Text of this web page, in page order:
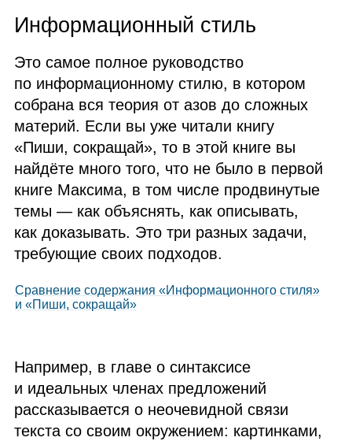
Информационный стиль
Это самое полное руководство
по информационному стилю, в котором
собрана вся теория от азов до сложных
материй. Если вы уже читали книгу
«Пиши, сокращай», то в этой книге вы
найдёте много того, что не было в первой
книге Максима, в том числе продвинутые
темы — как объяснять, как описывать,
как доказывать. Это три разных задачи,
требующие своих подходов.
Сравнение содержания «Информационного стиля»
и «Пиши, сокращай»
Например, в главе о синтаксисе
и идеальных членах предложений
рассказывается о неочевидной связи
текста со своим окружением: картинками,